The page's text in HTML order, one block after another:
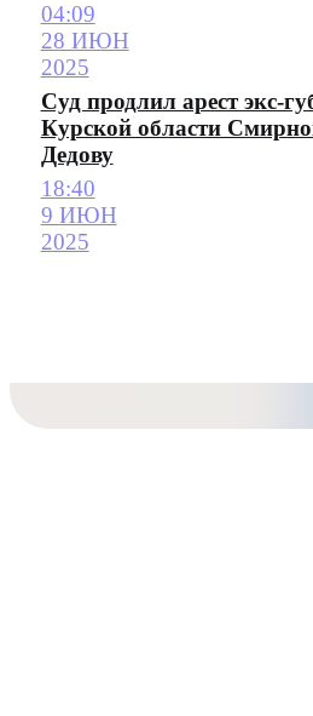
04:09
28 ИЮН
2025
Суд продлил арест экс-
Курской области
Дедову
18:40
9 ИЮН
2025